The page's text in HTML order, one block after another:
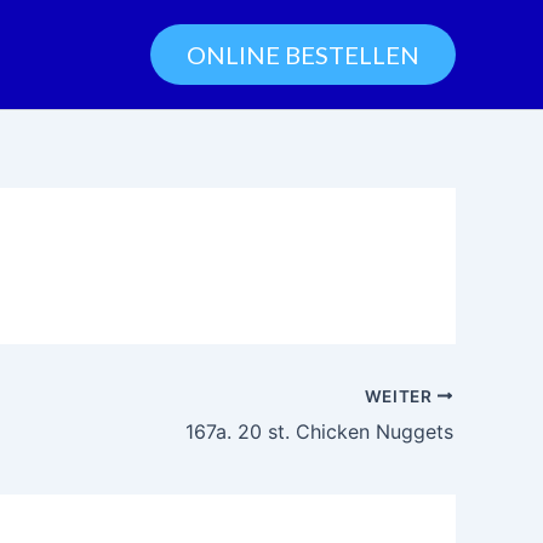
ONLINE BESTELLEN
WEITER
167a. 20 st. Chicken Nuggets